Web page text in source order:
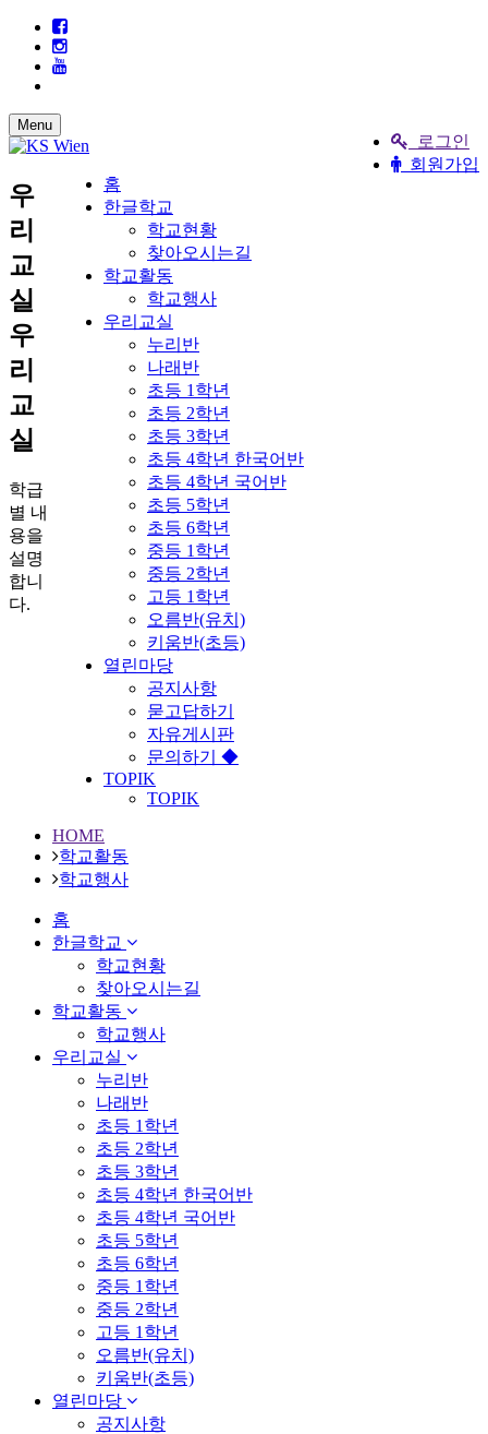
로그인
회원가입
Menu
홈
한글학교
학교현황
찾아오시는길
학교활동
학교행사
우리교실
누리반
나래반
초등 1학년
초등 2학년
초등 3학년
초등 4학년 한국어반
초등 4학년 국어반
초등 5학년
초등 6학년
중등 1학년
중등 2학년
고등 1학년
오름반(유치)
키움반(초등)
열린마당
공지사항
묻고답하기
자유게시판
문의하기 ◆
TOPIK
TOPIK
우
리
교
실
우
리
교
실
학급
별 내
용을
설명
합니
다.
HOME
학교활동
학교행사
홈
한글학교
학교현황
찾아오시는길
학교활동
학교행사
우리교실
누리반
나래반
초등 1학년
초등 2학년
초등 3학년
초등 4학년 한국어반
초등 4학년 국어반
초등 5학년
초등 6학년
중등 1학년
중등 2학년
고등 1학년
오름반(유치)
키움반(초등)
열린마당
공지사항